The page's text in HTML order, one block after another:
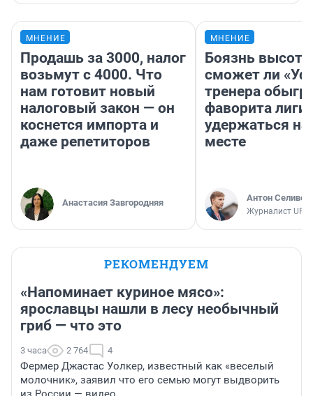
МНЕНИЕ
Продашь за 3000, налог
возьмут с 4000. Что
нам готовит новый
налоговый закон — он
коснется импорта и
даже репетиторов
Анастасия Завгородняя
МНЕНИЕ
Боязнь
сможет ли
тренера
фаворита лиги
удержаться
месте
Антон
Журналист
РЕКОМЕНДУЕМ
«Напоминает куриное мясо»:
ярославцы нашли в лесу необычный
гриб — что это
3 часа 2 764 4
Фермер Джастас Уолкер, известный как «веселый
молочник», заявил что его семью могут выдворить